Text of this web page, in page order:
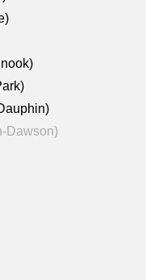
Dawson)